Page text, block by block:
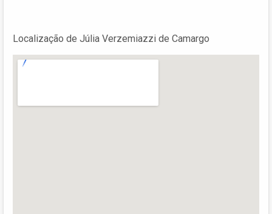
Localização de Júlia Verzemiazzi de Camargo